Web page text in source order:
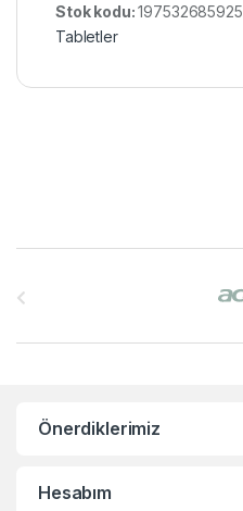
Stok kodu:197532685925
Tabletler
Önerdiklerimiz
Hesabım